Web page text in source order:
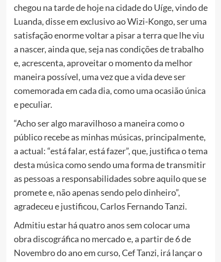
chegou na tarde de hoje na cidade do Uíge, vindo de
Luanda, disse em exclusivo ao Wizi-Kongo, ser uma
satisfação enorme voltar a pisar a terra que lhe viu
a nascer, ainda que, seja nas condições de trabalho
e, acrescenta, aproveitar o momento da melhor
maneira possível, uma vez que a vida deve ser
comemorada em cada dia, como uma ocasião única
e peculiar.
“Acho ser algo maravilhoso a maneira como o
público recebe as minhas músicas, principalmente,
a actual: “está falar, está fazer”, que, justifica o tema
desta música como sendo uma forma de transmitir
as pessoas a responsabilidades sobre aquilo que se
promete e, não apenas sendo pelo dinheiro”,
agradeceu e justificou, Carlos Fernando Tanzi.
Admitiu estar há quatro anos sem colocar uma
obra discográfica no mercado e, a partir de 6 de
Novembro do ano em curso, Cef Tanzi, irá lançar o